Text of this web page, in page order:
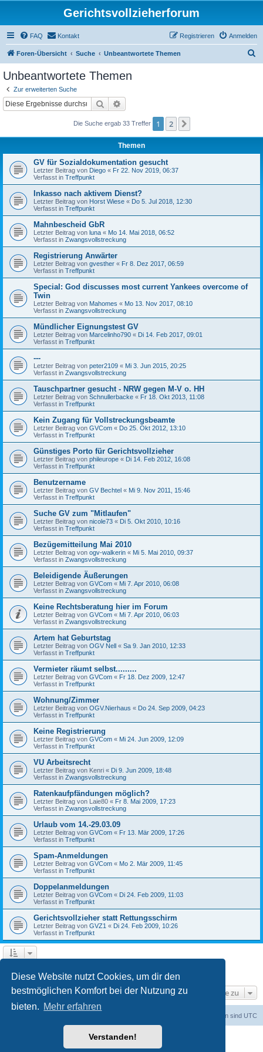
Diese Website nutzt Cookies, um dir den
bestmöglichen Komfort bei der Nutzung zu
bieten. Mehr erfahren
Verstanden!
Gerichtsvollzieherforum
FAQ Kontakt Anmelden
Registrieren
Foren-Übersicht Suche Unbeantwortete Themen
Unbeantwortete Themen
Zur erweiterten Suche
Suche
Die Suche ergab 33 Treffer 1 2
Themen
GV für Sozialdokumentation gesucht
Letzter Beitrag von Diego « Fr 22. Nov 2019, 06:37
Verfasst in Treffpunkt
Inkasso nach aktivem Dienst?
Letzter Beitrag von Horst Wiese « Do 5. Jul 2018, 12:30
Verfasst in Treffpunkt
Mahnbescheid GbR
Letzter Beitrag von luna « Mo 14. Mai 2018, 06:52
Verfasst in Zwangsvollstreckung
Registrierung Anwärter
Letzter Beitrag von gvesther « Fr 8. Dez 2017, 06:59
Verfasst in Treffpunkt
Special: God discusses most current Yankees overcome of
Twin
Letzter Beitrag von Mahomes « Mo 13. Nov 2017, 08:10
Verfasst in Zwangsvollstreckung
Mündlicher Eignungstest GV
Letzter Beitrag von Marcelinho790 « Di 14. Feb 2017, 09:01
Verfasst in Treffpunkt
---
Letzter Beitrag von peter2109 « Mi 3. Jun 2015, 20:25
Verfasst in Zwangsvollstreckung
Tauschpartner gesucht - NRW gegen M-V o. HH
Letzter Beitrag von Schnullerbacke « Fr 18. Okt 2013, 11:08
Verfasst in Treffpunkt
Kein Zugang für Vollstreckungsbeamte
Letzter Beitrag von GVCom « Do 25. Okt 2012, 13:10
Verfasst in Treffpunkt
Günstiges Porto für Gerichtsvollzieher
Letzter Beitrag von phileurope « Di 14. Feb 2012, 16:08
Verfasst in Treffpunkt
Benutzername
Letzter Beitrag von GV Bechtel « Mi 9. Nov 2011, 15:46
Verfasst in Treffpunkt
Suche GV zum "Mitlaufen"
Letzter Beitrag von nicole73 « Di 5. Okt 2010, 10:16
Verfasst in Treffpunkt
Bezügemitteilung Mai 2010
Letzter Beitrag von ogv-walkerin « Mi 5. Mai 2010, 09:37
Verfasst in Zwangsvollstreckung
Beleidigende Äußerungen
Letzter Beitrag von GVCom « Mi 7. Apr 2010, 06:08
Verfasst in Zwangsvollstreckung
Keine Rechtsberatung hier im Forum
Letzter Beitrag von GVCom « Mi 7. Apr 2010, 06:03
Verfasst in Zwangsvollstreckung
Artem hat Geburtstag
Letzter Beitrag von OGV Nell « Sa 9. Jan 2010, 12:33
Verfasst in Treffpunkt
Vermieter räumt selbst.........
Letzter Beitrag von GVCom « Fr 18. Dez 2009, 12:47
Verfasst in Treffpunkt
Wohnung/Zimmer
Letzter Beitrag von OGV.Nierhaus « Do 24. Sep 2009, 04:23
Verfasst in Treffpunkt
Keine Registrierung
Letzter Beitrag von GVCom « Mi 24. Jun 2009, 12:09
Verfasst in Treffpunkt
VU Arbeitsrecht
Letzter Beitrag von Kenri « Di 9. Jun 2009, 18:48
Verfasst in Zwangsvollstreckung
Ratenkaufpfändungen möglich?
Letzter Beitrag von Laie80 « Fr 8. Mai 2009, 17:23
Verfasst in Zwangsvollstreckung
Urlaub vom 14.-29.03.09
Letzter Beitrag von GVCom « Fr 13. Mär 2009, 17:26
Verfasst in Treffpunkt
Spam-Anmeldungen
Letzter Beitrag von GVCom « Mo 2. Mär 2009, 11:45
Verfasst in Treffpunkt
Doppelanmeldungen
Letzter Beitrag von GVCom « Di 24. Feb 2009, 11:03
Verfasst in Treffpunkt
Gerichtsvollzieher statt Rettungsschirm
Letzter Beitrag von GVZ1 « Di 24. Feb 2009, 10:26
Verfasst in Treffpunkt
Gehe zu
Alle Zeiten sind UTC
Powered byphpBB® Forum Software © phpBB Limited
phpBB.de